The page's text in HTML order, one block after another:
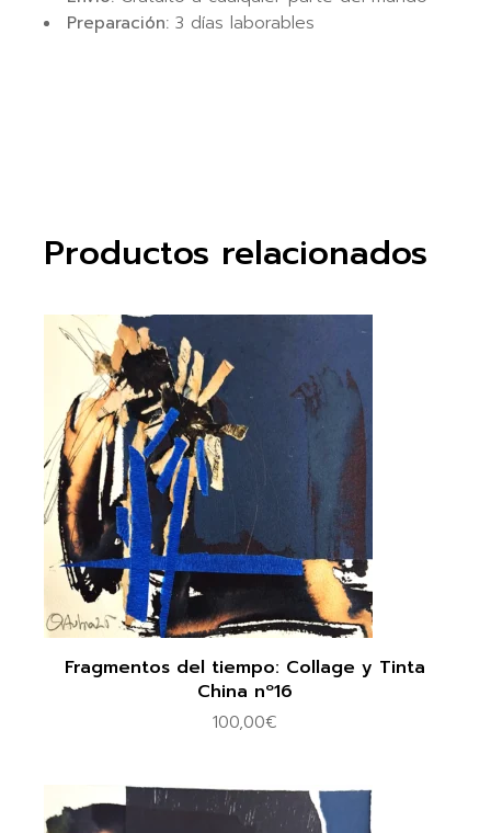
Preparación: 3 días laborables
Productos relacionados
Fragmentos del tiempo: Collage y Tinta
China nº16
100,00€